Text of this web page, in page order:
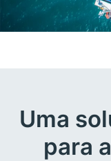
Uma
para